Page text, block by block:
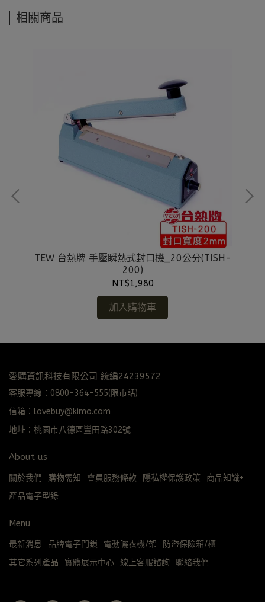
相關商品
TEW 台熱牌 手壓瞬熱式封口機_20公分(TISH-
200)
NT$1,980
加入購物車
愛購資訊科技有限公司 統編24239572
客服專線：0800-364-555(限市話)
信箱：lovebuy@kimo.com
地址：桃園市八德區豐田路302號
About us
關於我們 購物需知 會員服務條款 隱私權保護政策
商品知識+
產品電子型錄
Menu
最新消息 品牌電子門鎖 電動曬衣機/架
防盜保險箱/櫃
其它系列產品
實體展示中心 線上客服諮詢 聯絡我們